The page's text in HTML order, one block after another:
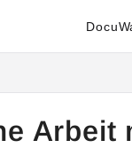
Arbeit